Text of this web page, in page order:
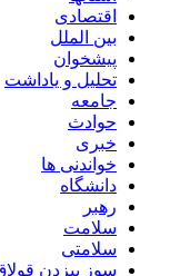
اقتصادی
بین الملل
پیشخوان
تحلیل و یاداشت
جامعه
حوادث
خبری
خواندنی ها
دانشگاه
رهبر
سلامت
سلامتی
سوز بیزدن